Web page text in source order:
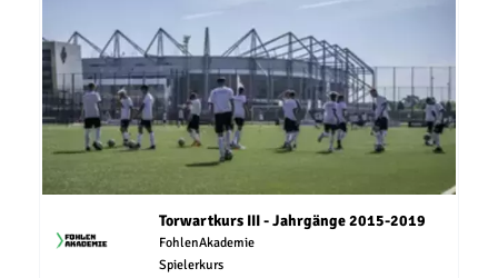
Torwartkurs III - Jahrgänge 2015-2019
FohlenAkademie
Spielerkurs